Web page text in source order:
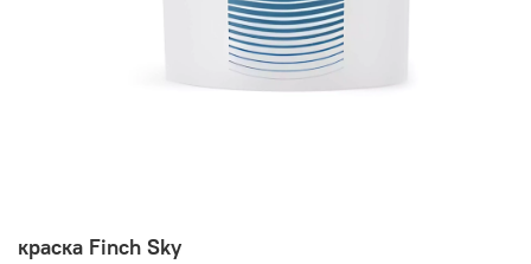
краска Finch Sky